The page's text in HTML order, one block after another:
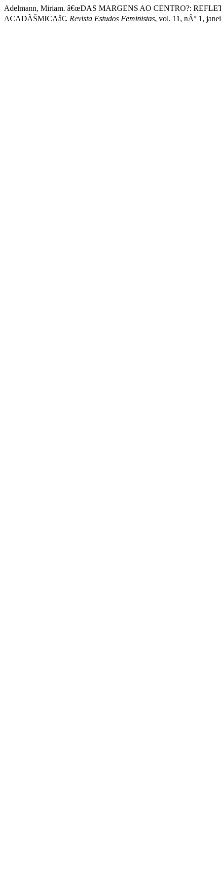
Adelmann, Miriam. â€œDAS MARGENS AO CENTRO?:
ACADÃŠMICAâ€. Revista Estudos Feministas, vol. 11, nÂº 1,